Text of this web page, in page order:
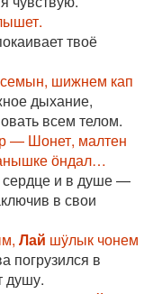
твоё
шижнем кап
дыхание,
всем телом.
— Шонет, малтен
ӧндал…
сердце и в душе —
в свои
Лай шӱлык чонем
погрузился в
душу.